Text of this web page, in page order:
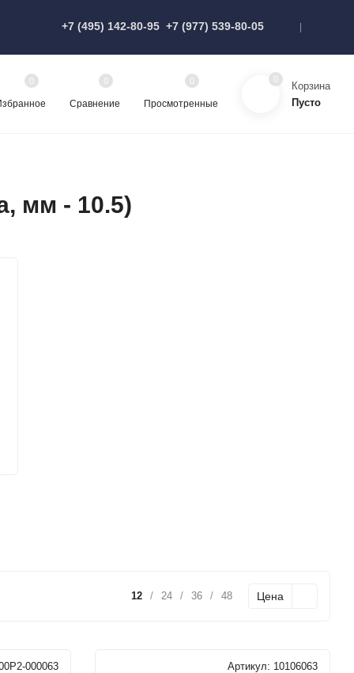
+7 (495) 142-80-95 +7 (977) 539-80-05
0
Сравнение
0
Просмотренные
0 0
Корзина
Пусто
мм - 10.5)
12 / 24 / 36 / 48 Цена
000063 Артикул: 10106063